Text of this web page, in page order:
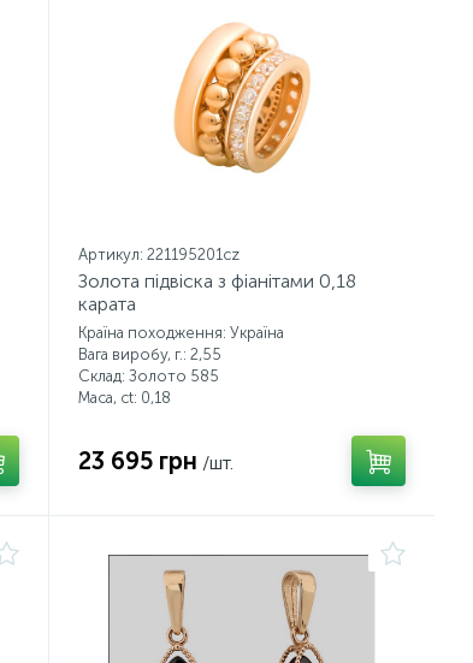
Артикул: 221195201cz
Золота підвіска з фіанітами 0,18
карата
Країна походження: Україна
Вага виробу, г.: 2,55
Склад: Золото 585
Маса, ct: 0,18
23 695 грн /шт.